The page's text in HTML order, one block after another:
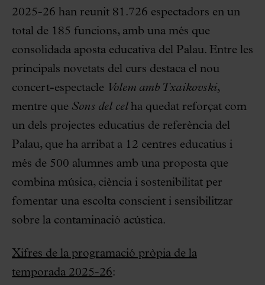
2025-26 han reunit 81.726 espectadors en un
total de 185 funcions, amb una més que
consolidada aposta educativa del Palau. Entre les
principals novetats del curs destaca el nou
concert-espectacle Volem amb Txaikovski,
mentre que Sons del celha quedat reforçat com
un dels projectes educatius de referència del
Palau, que ha arribat a 12 centres educatius i
més de 500 alumnes amb una proposta que
combina música, ciència i sostenibilitat per
fomentar una escolta conscient i sensibilitzar
sobre la contaminació acústica.
Xifres de la programació pròpia de la
temporada 2025-26: